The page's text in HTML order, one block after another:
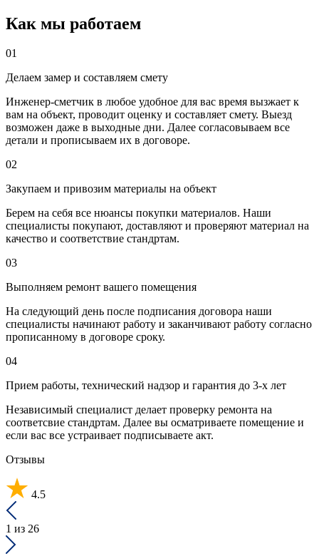
Как мы работаем
01
Делаем замер и составляем смету
Инженер-сметчик в любое удобное для вас время вызжает к
вам на объект, проводит оценку и составляет смету. Выезд
возможен даже в выходные дни. Далее согласовываем все
детали и прописываем их в договоре.
02
Закупаем и привозим материалы на объект
Берем на себя все нюансы покупки материалов. Наши
специалисты покупают, доставляют и проверяют материал на
качество и соответствие стандртам.
03
Выполняем ремонт вашего помещения
На следующий день после подписания договора наши
специалисты начинают работу и заканчивают работу согласно
прописанному в договоре сроку.
04
Прием работы, технический надзор и гарантия до 3-х лет
Независимый специалист делает проверку ремонта на
соответсвие стандртам. Далее вы осматриваете помещение и
если вас все устраивает подписываете акт.
Отзывы
4.5
1 из 26